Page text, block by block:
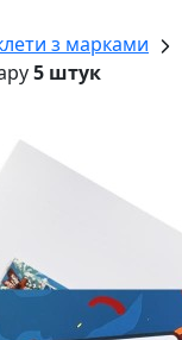
з марками
5 штук